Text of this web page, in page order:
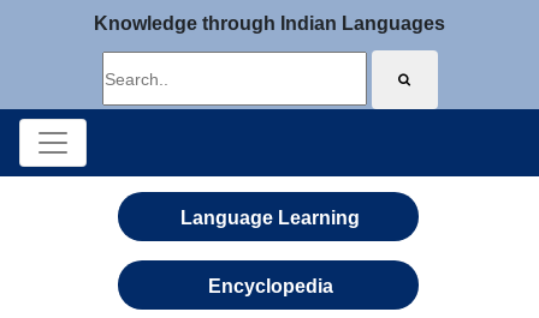
Knowledge through Indian Languages
Language Learning
Encyclopedia